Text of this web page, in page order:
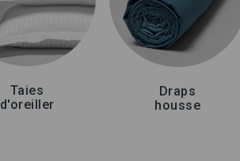
Taies
d'oreiller
Draps
housse